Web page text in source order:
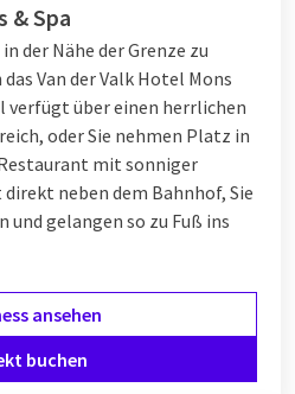
& Spa
der Nähe der Grenze zu
Van der Valk Hotel Mons
verfügt über einen herrlichen
oder Sie nehmen Platz in
mit sonniger
neben dem Bahnhof, Sie
gelangen so zu Fuß ins
ansehen
buchen